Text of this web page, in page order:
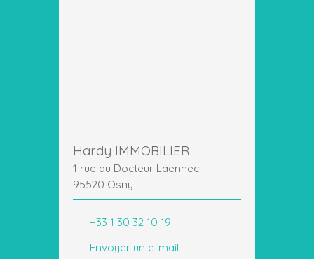
Hardy IMMOBILIER
1 rue du Docteur Laennec
95520 Osny
+33 1 30 32 10 19
Envoyer un e-mail